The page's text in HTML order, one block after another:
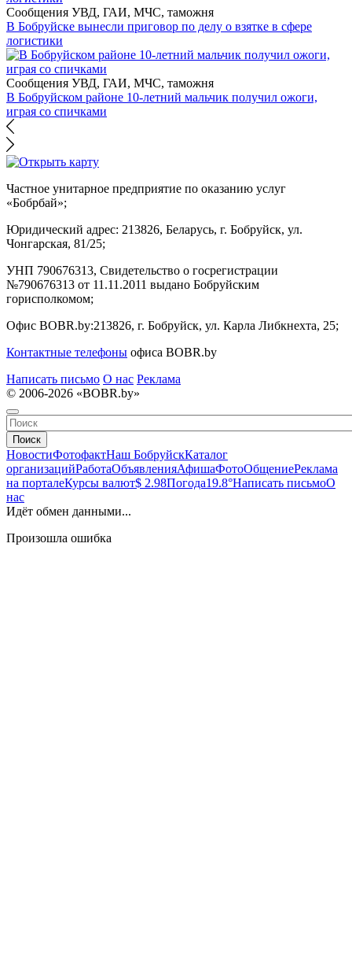
Сообщения УВД, ГАИ, МЧС, таможня
В Бобруйске вынесли приговор по делу о взятке в сфере
логистики
Сообщения УВД, ГАИ, МЧС, таможня
В Бобруйском районе 10-летний мальчик получил ожоги,
играя со спичками
Частное унитарное предприятие по оказанию услуг
«Бобрбай»;
Юридический адрес: 213826, Беларусь, г. Бобруйск, ул.
Чонгарская, 81/25;
УНП 790676313, Свидетельство о госрегистрации
№790676313 от 11.11.2011 выдано Бобруйским
горисполкомом;
Офис BOBR.by:213826, г. Бобруйск, ул. Карла Либкнехта, 25;
Контактные телефоны офиса BOBR.by
Написать письмо О нас Реклама
© 2006-2026 «BOBR.by»
Поиск
НовостиФотофактНаш БобруйскКаталог
организацийРаботаОбъявленияАфишаФотоОбщениеРеклама
на порталеКурсы валют$ 2.98Погода19.8°Написать письмоО
нас
Идёт обмен данными...
Произошла ошибка